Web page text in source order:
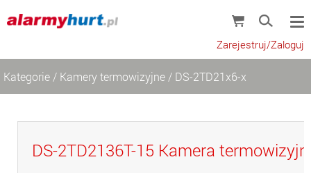
Zarejestruj/Zaloguj
Kategorie / Kamery termowizyjne / DS-2TD21x6-x
DS-2TD2136T-15 Kamera